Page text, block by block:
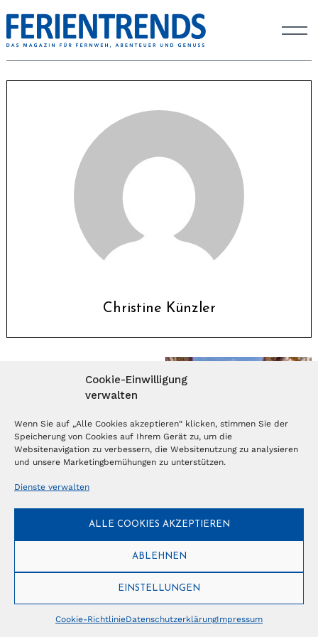
Cookie-Einwilligung
verwalten
Wenn Sie auf „Alle Cookies akzeptieren“ klicken, stimmen Sie der
Speicherung von Cookies auf Ihrem Gerät zu, um die
Websitenavigation zu verbessern, die Websitenutzung zu analysieren
und unsere Marketingbemühungen zu unterstützen.
Dienste verwalten
ALLE COOKIES AKZEPTIEREN
ABLEHNEN
EINSTELLUNGEN
Cookie-RichtlinieDatenschutzerklärungImpressum
Christine Künzler
Von Altstadt zu
Tourismus Lifestyle Verlag GmbH // Frohbergweg 1 - CH-3012 Bern //
Datenschutzerklärung//Impressum